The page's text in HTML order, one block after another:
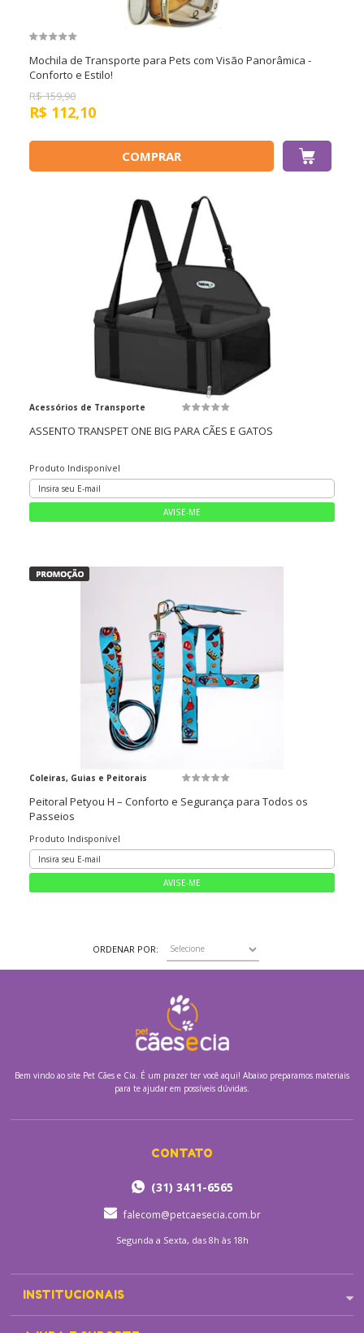
Mochila de Transporte para Pets com Visão Panorâmica -
Conforto e Estilo!
R$159,90
R$ 112,10
COMPRAR
Acessórios de Transporte
ASSENTO TRANSPET ONE BIG PARA CÃES E GATOS
Produto Indisponível
Coleiras, Guias e Peitorais
Peitoral Petyou H – Conforto e Segurança para Todos os
Passeios
Produto Indisponível
ORDENAR POR:
Bem vindo ao site Pet Cães e Cia. É um prazer ter você aqui! Abaixo preparamos materiais
para te ajudar em possíveis dúvidas.
CONTATO
(31) 3411-6565
falecom@petcaesecia.com.br
Segunda a Sexta, das 8h às 18h
INSTITUCIONAIS